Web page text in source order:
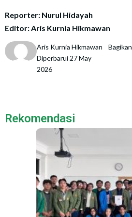
Reporter: Nurul Hidayah
Editor: Aris Kurnia Hikmawan
Aris Kurnia Hikmawan
Diperbarui 27 May
2026
Bagikan
Rekomendasi